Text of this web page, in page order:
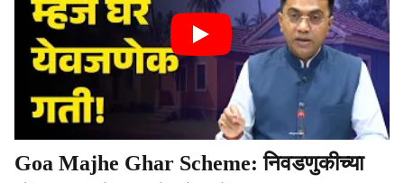
Goa Majhe Ghar Scheme: निवडणुकीच्या